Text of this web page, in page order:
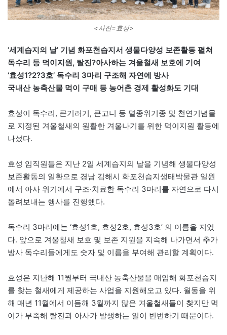
<사진=효성>
‘세계습지의 날’ 기념 화포천습지서 생물다양성 보존활동 펼쳐
독수리 등 먹이지원, 탈진?아사하는 겨울철새 보호에 기여
‘효성1?2?3호’ 독수리 3마리 구조해 자연에 방사
국내산 농축산물 먹이 구매 등 농어촌 경제 활성화도 기대
효성이 독수리, 큰기러기, 큰고니 등 멸종위기종 및 천연기념물
로 지정된 겨울철새의 원활한 겨울나기를 위한 먹이지원 활동에
나섰다.
효성 임직원들은 지난 2일 세계습지의 날을 기념해 생물다양성
보존활동의 일환으로 경남 김해시 화포천습지생태박물관 일원
에서 아사 위기에서 구조·치료한 독수리 3마리를 자연으로 다시
돌려보내는 행사를 진행했다.
독수리 3마리에는 ‘효성1호, 효성2호, 효성3호’ 의 이름을 지었
다. 앞으로 겨울철새 보호 및 보존 지원을 지속해 나가면서 추가
방사 독수리들에게도 숫자 및 이름을 부여해 관리할 계획이다.
효성은 지난해 11월부터 국내산 농축산물을 매입해 화포천습지
를 찾는 철새에게 제공하는 사업을 지원해오고 있다. 월동을 위
해 매년 11월에서 이듬해 3월까지 많은 겨울철새들이 찾지만 먹
이가 부족해 탈진과 아사가 발생하는 일이 빈번하기 때문이다.